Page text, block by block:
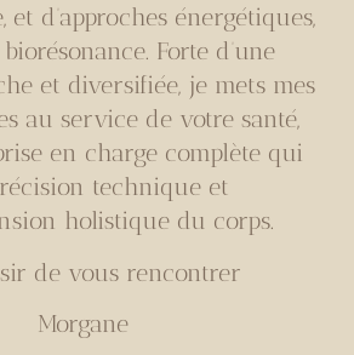
d’approches énergétiques,
Forte d’une
et diversifiée, je mets mes
au service de votre santé,
en charge complète qui
technique et
holistique du corps.
de vous rencontrer
Morgane